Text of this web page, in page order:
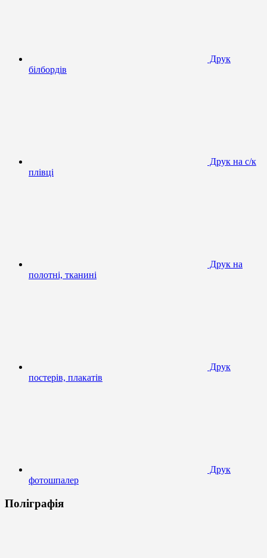
Друк
білбордів
Друк на с/к
плівці
Друк на
полотні, тканині
Друк
постерів, плакатів
Друк
фотошпалер
Поліграфія